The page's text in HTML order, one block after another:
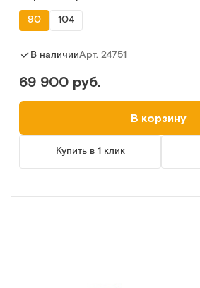
90
104
В наличииАрт. 24751
69 900 руб.
В корзину
Купить в 1 клик